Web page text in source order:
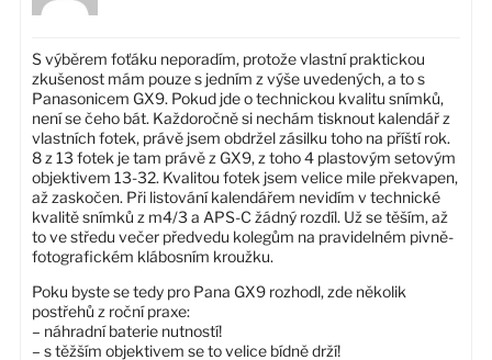
S výběrem foťáku neporadím, protože vlastní praktickou
zkušenost mám pouze s jedním z výše uvedených, a to s
Panasonicem GX9. Pokud jde o technickou kvalitu snímků,
není se čeho bát. Každoročně si nechám tisknout kalendář z
vlastních fotek, právě jsem obdržel zásilku toho na příští rok.
8 z 13 fotek je tam právě z GX9, z toho 4 plastovým setovým
objektivem 13-32. Kvalitou fotek jsem velice mile překvapen,
až zaskočen. Při listování kalendářem nevidím v technické
kvalitě snímků z m4/3 a APS-C žádný rozdíl. Už se těším, až
to ve středu večer předvedu kolegům na pravidelném pivně-
fotografickém klábosním kroužku.
Poku byste se tedy pro Pana GX9 rozhodl, zde několik
postřehů z roční praxe:
– náhradní baterie nutností!
– s těžším objektivem se to velice bídně drží!